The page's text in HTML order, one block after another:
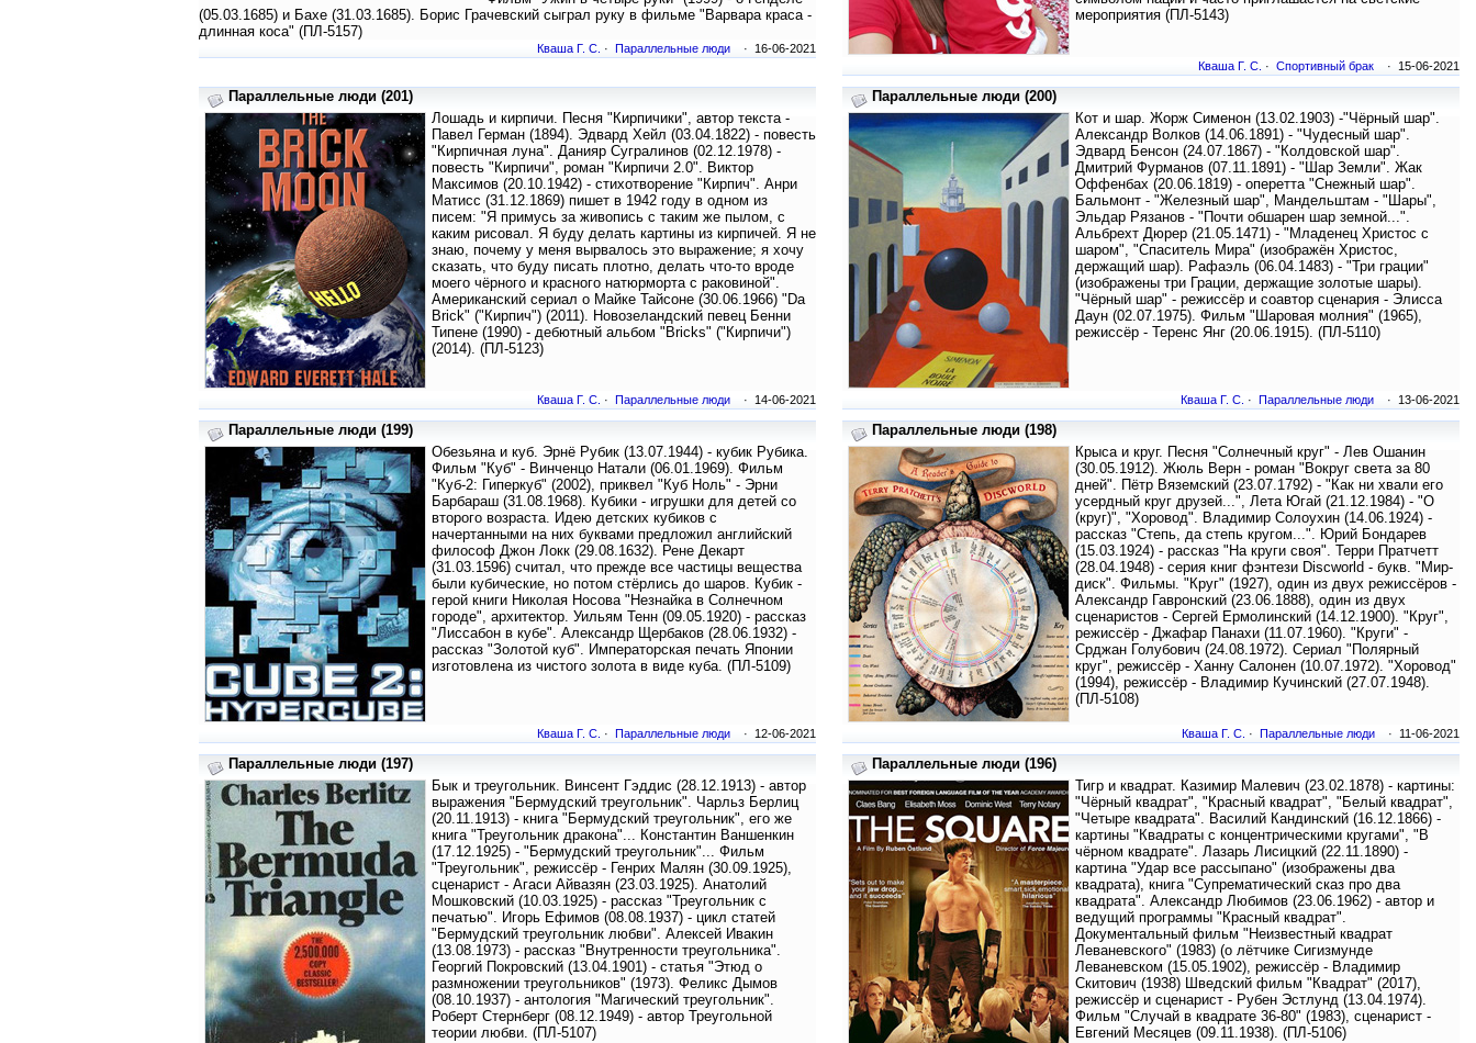
(05.03.1685) и Бахе (31.03.1685). Борис Грачевский сыграл руку в фильме "Варвара краса -
длинная коса" (ПЛ-5157)
Кваша Г. С. · Параллельные люди · 16-06-2021
мероприятия (ПЛ-5143)
Кваша Г. С. · Спортивный брак · 15-06-2021
Параллельные люди (201)
Лошадь и кирпичи. Песня "Кирпичики", автор текста -
Павел Герман (1894). Эдвард Хейл (03.04.1822) - повесть
"Кирпичная луна". Данияр Сугралинов (02.12.1978) -
повесть "Кирпичи", роман "Кирпичи 2.0". Виктор
Максимов (20.10.1942) - стихотворение "Кирпич". Анри
Матисс (31.12.1869) пишет в 1942 году в одном из
писем: "Я примусь за живопись с таким же пылом, с
каким рисовал. Я буду делать картины из кирпичей. Я не
знаю, почему у меня вырвалось это выражение; я хочу
сказать, что буду писать плотно, делать что-то вроде
моего чёрного и красного натюрморта с раковиной".
Американский сериал о Майке Тайсоне (30.06.1966) "Da
Brick" ("Кирпич") (2011). Новозеландский певец Бенни
Типене (1990) - дебютный альбом "Bricks" ("Кирпичи")
(2014). (ПЛ-5123)
Кваша Г. С. · Параллельные люди · 14-06-2021
Параллельные люди (200)
Кот и шар. Жорж Сименон (13.02.1903) -"Чёрный шар".
Александр Волков (14.06.1891) - "Чудесный шар".
Эдвард Бенсон (24.07.1867) - "Колдовской шар".
Дмитрий Фурманов (07.11.1891) - "Шар Земли". Жак
Оффенбах (20.06.1819) - оперетта "Снежный шар".
Бальмонт - "Железный шар", Мандельштам - "Шары",
Эльдар Рязанов - "Почти обшарен шар земной...".
Альбрехт Дюрер (21.05.1471) - "Младенец Христос с
шаром", "Спаситель Мира" (изображён Христос,
держащий шар). Рафаэль (06.04.1483) - "Три грации"
(изображены три Грации, держащие золотые шары).
"Чёрный шар" - режиссёр и соавтор сценария - Элисса
Даун (02.07.1975). Фильм "Шаровая молния" (1965),
режиссёр - Теренс Янг (20.06.1915). (ПЛ-5110)
Кваша Г. С. · Параллельные люди · 13-06-2021
Параллельные люди (199)
Обезьяна и куб. Эрнё Рубик (13.07.1944) - кубик Рубика.
Фильм "Куб" - Винченцо Натали (06.01.1969). Фильм
"Куб-2: Гиперкуб" (2002), приквел "Куб Ноль" - Эрни
Барбараш (31.08.1968). Кубики - игрушки для детей со
второго возраста. Идею детских кубиков с
начертанными на них буквами предложил английский
философ Джон Локк (29.08.1632). Рене Декарт
(31.03.1596) считал, что прежде все частицы вещества
были кубические, но потом стёрлись до шаров. Кубик -
герой книги Николая Носова "Незнайка в Солнечном
городе", архитектор. Уильям Тенн (09.05.1920) - рассказ
"Лиссабон в кубе". Александр Щербаков (28.06.1932) -
рассказ "Золотой куб". Императорская печать Японии
изготовлена из чистого золота в виде куба. (ПЛ-5109)
Кваша Г. С. · Параллельные люди · 12-06-2021
Параллельные люди (198)
Крыса и круг. Песня "Солнечный круг" - Лев Ошанин
(30.05.1912). Жюль Верн - роман "Вокруг света за 80
дней". Пётр Вяземский (23.07.1792) - "Как ни хвали его
усердный круг друзей...", Лета Югай (21.12.1984) - "О
(круг)", "Хоровод". Владимир Солоухин (14.06.1924) -
рассказ "Степь, да степь кругом...". Юрий Бондарев
(15.03.1924) - рассказ "На круги своя". Терри Пратчетт
(28.04.1948) - серия книг фэнтези Discworld - букв. "Мир-
диск". Фильмы. "Круг" (1927), один из двух режиссёров -
Александр Гавронский (23.06.1888), один из двух
сценаристов - Сергей Ермолинский (14.12.1900). "Круг",
режиссёр - Джафар Панахи (11.07.1960). "Круги" -
Срджан Голубович (24.08.1972). Сериал "Полярный
круг", режиссёр - Ханну Салонен (10.07.1972). "Хоровод"
(1994), режиссёр - Владимир Кучинский (27.07.1948).
(ПЛ-5108)
Кваша Г. С. · Параллельные люди · 11-06-2021
Параллельные люди (197)
Бык и треугольник. Винсент Гэддис (28.12.1913) - автор
выражения "Бермудский треугольник". Чарльз Берлиц
(20.11.1913) - книга "Бермудский треугольник", его же
книга "Треугольник дракона"... Константин Ваншенкин
(17.12.1925) - "Бермудский треугольник"... Фильм
"Треугольник", режиссёр - Генрих Малян (30.09.1925),
сценарист - Агаси Айвазян (23.03.1925). Анатолий
Мошковский (10.03.1925) - рассказ "Треугольник с
печатью". Игорь Ефимов (08.08.1937) - цикл статей
"Бермудский треугольник любви". Алексей Ивакин
(13.08.1973) - рассказ "Внутренности треугольника".
Георгий Покровский (13.04.1901) - статья "Этюд о
размножении треугольников" (1973). Феликс Дымов
(08.10.1937) - антология "Магический треугольник".
Роберт Стернберг (08.12.1949) - автор Треугольной
теории любви. (ПЛ-5107)
Параллельные люди (196)
Тигр и квадрат. Казимир Малевич (23.02.1878) - картины:
"Чёрный квадрат", "Красный квадрат", "Белый квадрат",
"Четыре квадрата". Василий Кандинский (16.12.1866) -
картины "Квадраты с концентрическими кругами", "В
чёрном квадрате". Лазарь Лисицкий (22.11.1890) -
картина "Удар все рассыпано" (изображены два
квадрата), книга "Супрематический сказ про два
квадрата". Александр Любимов (23.06.1962) - автор и
ведущий программы "Красный квадрат".
Документальный фильм "Неизвестный квадрат
Леваневского" (1983) (о лётчике Сигизмунде
Леваневском (15.05.1902), режиссёр - Владимир
Скитович (1938) Шведский фильм "Квадрат" (2017),
режиссёр и сценарист - Рубен Эстлунд (13.04.1974).
Фильм "Случай в квадрате 36-80" (1983), сценарист -
Евгений Месяцев (09.11.1938). (ПЛ-5106)